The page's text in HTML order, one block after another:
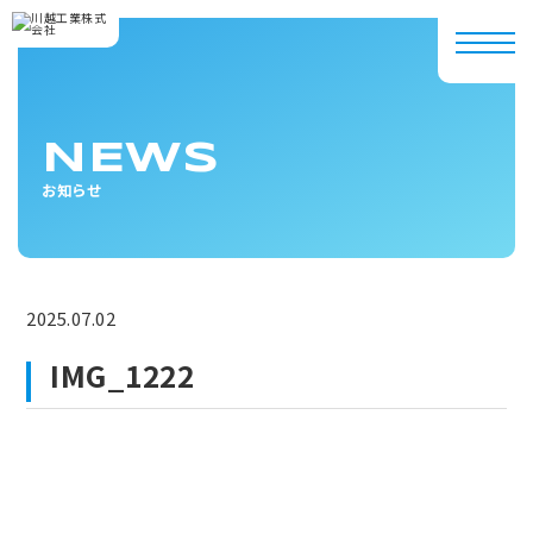
NEWS
お知らせ
2025.07.02
IMG_1222